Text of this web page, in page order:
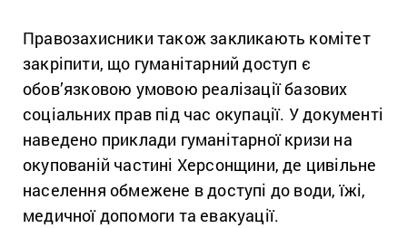
Правозахисники також закликають комітет
закріпити, що гуманітарний доступ є
обов’язковою умовою реалізації базових
соціальних прав під час окупації. У документі
наведено приклади гуманітарної кризи на
окупованій частині Херсонщини, де цивільне
населення обмежене в доступі до води, їжі,
медичної допомоги та евакуації.